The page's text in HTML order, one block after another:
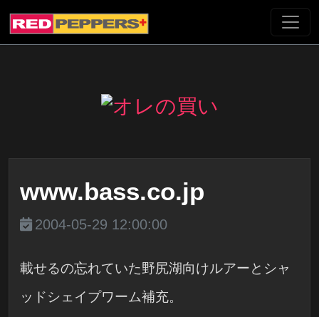
www.bass.co.jp
2004-05-29 12:00:00
載せるの忘れていた野尻湖向けルアーとシャ
ッドシェイプワーム補充。